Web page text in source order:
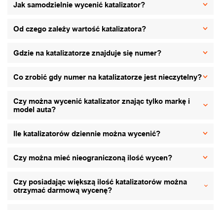
Jak samodzielnie wycenić katalizator?
Od czego zależy wartość katalizatora?
Gdzie na katalizatorze znajduje się numer?
Co zrobić gdy numer na katalizatorze jest nieczytelny?
Czy można wycenić katalizator znając tylko markę i
model auta?
Ile katalizatorów dziennie można wycenić?
Czy można mieć nieograniczoną ilość wycen?
Czy posiadając większą ilość katalizatorów można
otrzymać darmową wycenę?